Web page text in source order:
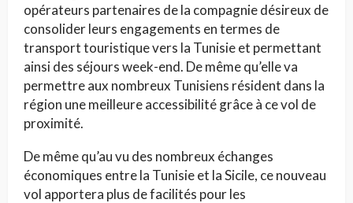
opérateurs partenaires de la compagnie désireux de
consolider leurs engagements en termes de
transport touristique vers la Tunisie et permettant
ainsi des séjours week-end. De même qu’elle va
permettre aux nombreux Tunisiens résident dans la
région une meilleure accessibilité grâce à ce vol de
proximité.
De même qu’au vu des nombreux échanges
économiques entre la Tunisie et la Sicile, ce nouveau
vol apportera plus de facilités pour les